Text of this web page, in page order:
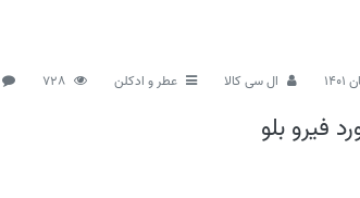
ال سی کالا عطر و ادکلن 728
فیرو بلو